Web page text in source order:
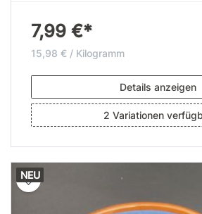
7,99 €*
15,98 € / Kilogramm
Details anzeigen
2 Variationen
NEU